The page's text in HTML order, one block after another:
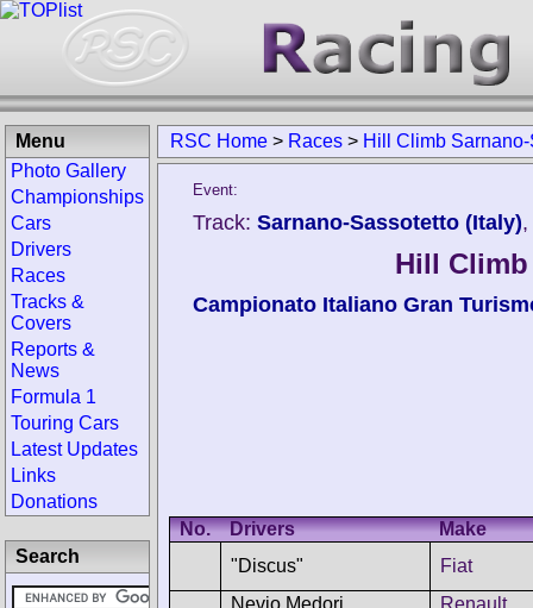
RSC Home > Races > Hill Climb
Event:
Track: Sarnano-Sassotetto (Italy)
Hill
Campionato Italiano Gran
No. Drivers
Make
"Discus"
Fiat
Nevio Medori
Renault
Menu
Photo Gallery
Championships
Cars
Drivers
Races
Tracks &
Covers
Reports &
News
Formula 1
Touring Cars
Latest Updates
Links
Donations
Search